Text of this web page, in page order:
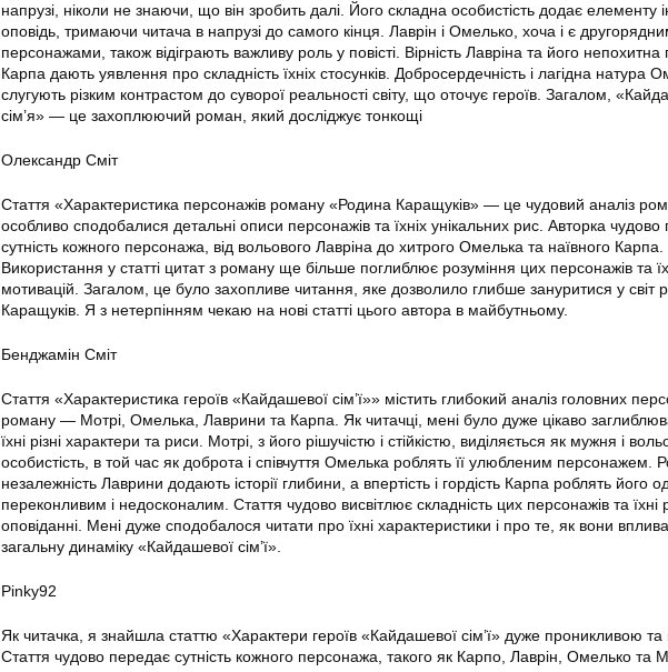
напрузі, ніколи не знаючи, що він зробить далі. Його складна особистість додає елементу
оповідь, тримаючи читача в напрузі до самого кінця. Лаврін і Омелько, хоча і є
персонажами, також відіграють важливу роль у повісті. Вірність Лавріна та його непохитна
Карпа дають уявлення про складність їхніх стосунків. Добросердечність і лагідна натура
слугують різким контрастом до суворої реальності світу, що оточує героїв. Загалом,
сім’я» — це захоплюючий роман, який досліджує тонкощі
Олександр Сміт
Стаття «Характеристика персонажів роману «Родина Каращуків» — це чудовий аналіз
особливо сподобалися детальні описи персонажів та їхніх унікальних рис. Авторка
сутність кожного персонажа, від вольового Лавріна до хитрого Омелька та наївного Карпа.
Використання у статті цитат з роману ще більше поглиблює розуміння цих персонажів та
мотивацій. Загалом, це було захопливе читання, яке дозволило глибше зануритися у світ
Каращуків. Я з нетерпінням чекаю на нові статті цього автора в майбутньому.
Бенджамін Сміт
Стаття «Характеристика героїв «Кайдашевої сім’ї»» містить глибокий аналіз головних
роману — Мотрі, Омелька, Лаврини та Карпа. Як читачці, мені було дуже цікаво
їхні різні характери та риси. Мотрі, з його рішучістю і стійкістю, виділяється як мужня і
особистість, в той час як доброта і співчуття Омелька роблять її улюбленим персонажем.
незалежність Лаврини додають історії глибини, а впертість і гордість Карпа роблять його
переконливим і недосконалим. Стаття чудово висвітлює складність цих персонажів та їхні
оповіданні. Мені дуже сподобалося читати про їхні характеристики і про те, як вони
загальну динаміку «Кайдашевої сім’ї».
Pinky92
Як читачка, я знайшла статтю «Характери героїв «Кайдашевої сім’ї» дуже проникливою та
Стаття чудово передає сутність кожного персонажа, такого як Карпо, Лаврін, Омелько та